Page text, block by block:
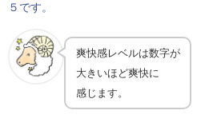
５です。
爽快感レベルは数字が
大きいほど爽快に
感じます。